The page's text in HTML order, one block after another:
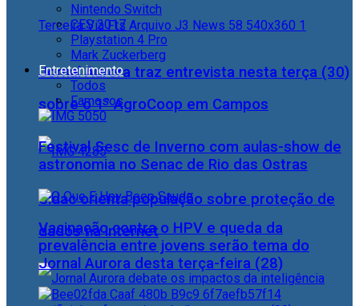
Jornal Aurora traz entrevista nesta terça (30)
sobre o 1° AgroCoop em Campos
Cidac orienta população sobre proteção de
dados na internet
Nintendo Switch
CES 2017
Playstation 4 Pro
Mark Zuckerberg
Entretenimento
Todos
Famosos
Festival Sesc de Inverno com aulas-show de
astronomia no Senac de Rio das Ostras
Vacinação contra o HPV e queda da
prevalência entre jovens serão tema do
Jornal Aurora desta terça-feira (28)